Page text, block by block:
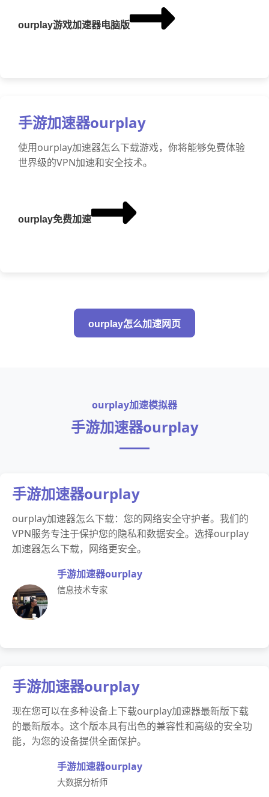
ourplay游戏加速器电脑版
手游加速器ourplay
使用ourplay加速器怎么下载游戏，你将能够免费体验
世界级的VPN加速和安全技术。
ourplay免费加速
ourplay怎么加速网页
ourplay加速模拟器
手游加速器ourplay
手游加速器ourplay
ourplay加速器怎么下载：您的网络安全守护者。我们的
VPN服务专注于保护您的隐私和数据安全。选择ourplay
加速器怎么下载，网络更安全。
手游加速器ourplay
信息技术专家
手游加速器ourplay
现在您可以在多种设备上下载ourplay加速器最新版下载
的最新版本。这个版本具有出色的兼容性和高级的安全功
能，为您的设备提供全面保护。
手游加速器ourplay
大数据分析师